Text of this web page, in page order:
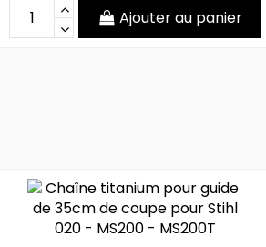
Ajouter au panier